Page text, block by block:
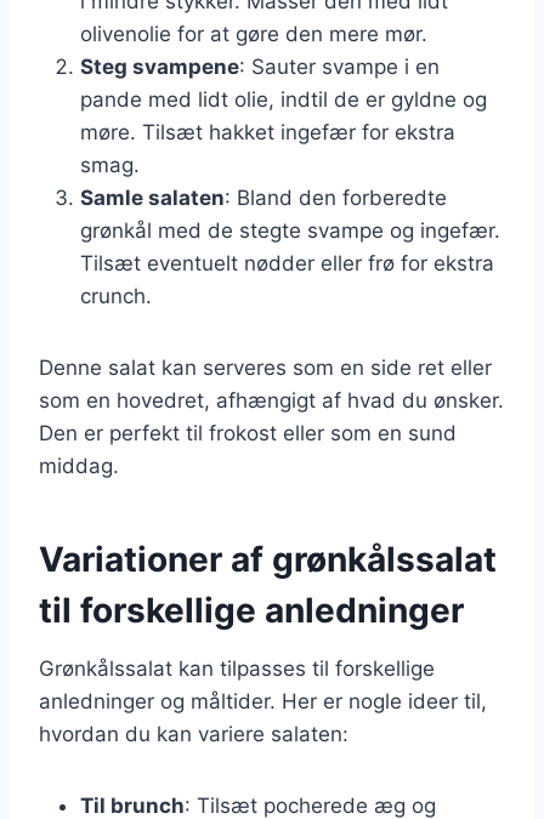
olivenolie for at gøre den mere mør.
Steg svampene: Sauter svampe i en
pande med lidt olie, indtil de er gyldne og
møre. Tilsæt hakket ingefær for ekstra
smag.
Samle salaten: Bland den forberedte
grønkål med de stegte svampe og ingefær.
Tilsæt eventuelt nødder eller frø for ekstra
crunch.
Denne salat kan serveres som en side ret eller
som en hovedret, afhængigt af hvad du ønsker.
Den er perfekt til frokost eller som en sund
middag.
Variationer af grønkålssalat
til forskellige anledninger
Grønkålssalat kan tilpasses til forskellige
anledninger og måltider. Her er nogle ideer til,
hvordan du kan variere salaten:
Til brunch: Tilsæt pocherede æg og